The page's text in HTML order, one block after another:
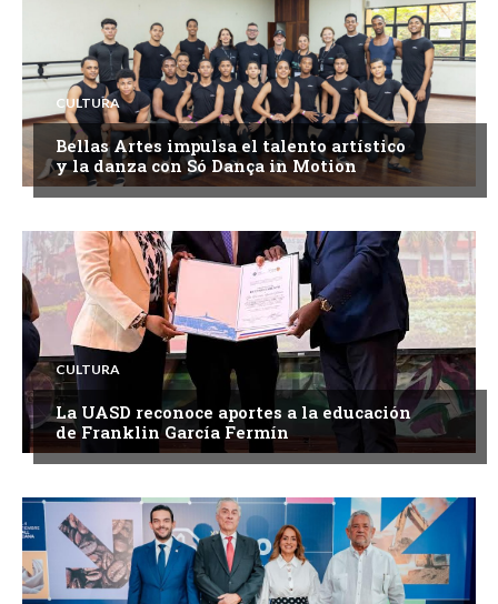
CULTURA
Bellas Artes impulsa el talento artístico
y la danza con Só Dança in Motion
CULTURA
La UASD reconoce aportes a la educación
de Franklin García Fermín